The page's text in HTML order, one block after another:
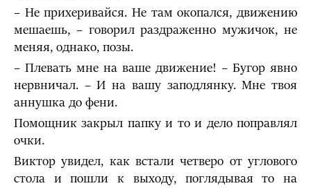
– Не прихеривайся. Не там окопался, движению
мешаешь, – говорил раздраженно мужичок, не
меняя, однако, позы.
– Плевать мне на ваше движение! – Бугор явно
нервничал. – И на вашу заподлянку. Мне твоя
аннушка до фени.
Помощник закрыл папку и то и дело поправлял
очки.
Виктор увидел, как встали четверо от углового
стола и пошли к выходу, поглядывая то на